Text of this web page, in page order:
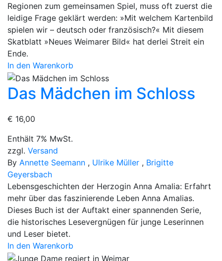
Regionen zum gemeinsamen Spiel, muss oft zuerst die
leidige Frage geklärt werden: »Mit welchem Kartenbild
spielen wir – deutsch oder französisch?« Mit diesem
Skatblatt »Neues Weimarer Bild« hat derlei Streit ein
Ende.
In den Warenkorb
Das Mädchen im Schloss
€ 16,00
Enthält 7% MwSt.
zzgl. Versand
By Annette Seemann , Ulrike Müller , Brigitte
Geyersbach
Lebensgeschichten der Herzogin Anna Amalia: Erfahrt
mehr über das faszinierende Leben Anna Amalias.
Dieses Buch ist der Auftakt einer spannenden Serie,
die historisches Lesevergnügen für junge Leserinnen
und Leser bietet.
In den Warenkorb